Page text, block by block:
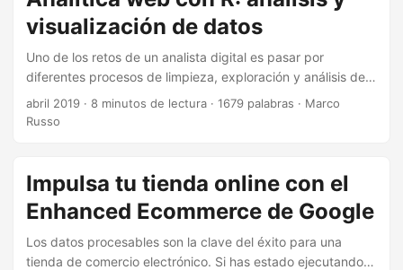
visualización de datos
Uno de los retos de un analista digital es pasar por
diferentes procesos de limpieza, exploración y análisis de
contenido para sacar buenas conclusiones y detectar
nuevos escenarios e insights. Además, tiene que
que toda esa exploración pase por la herramienta más
utilizada en el mundo de la analítica: Google Analytics. Pero
seguro que también estará conectado a otras fuentes
como Google Sheet, un CRM o base de datos, u otros
ficheros de texto, en formato csv, y más. ...
abril 2019 · 8 minutos de lectura · 1679 palabras · Marco
Russo
Impulsa tu tienda online con el
Enhanced Ecommerce de Google
Los datos procesables son la clave del éxito para una
tienda de comercio electrónico. Si has estado ejecutando